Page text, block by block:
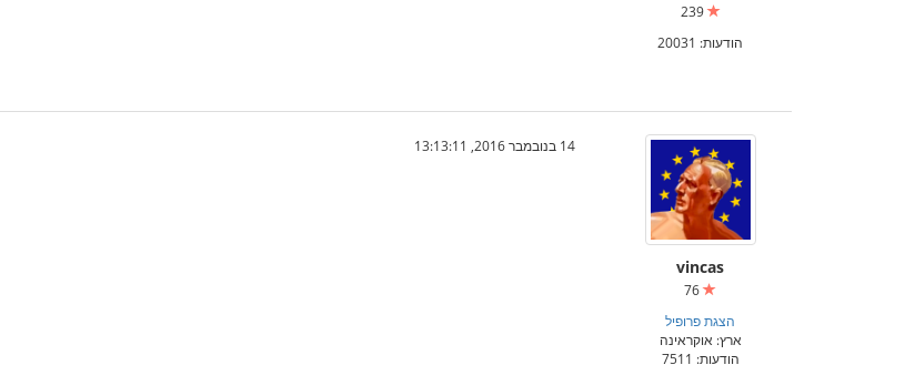
239
הודעות: 20031
vincas
הצגת פרופיל
ארץ: אוקראינה
הודעות: 7511
14 בנובמבר 2016, 13:13:11